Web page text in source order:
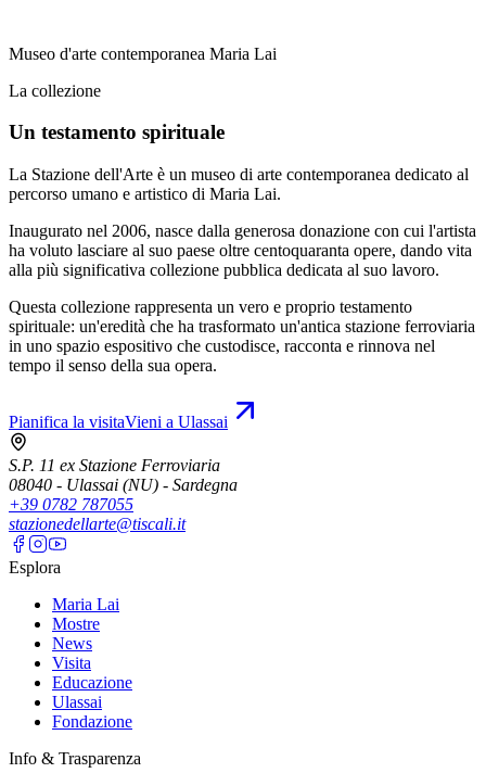
Museo d'arte contemporanea Maria Lai
La collezione
Un testamento spirituale
La Stazione dell'Arte è un museo di arte contemporanea dedicato al
percorso umano e artistico di Maria Lai.
Inaugurato nel 2006, nasce dalla generosa donazione con cui l'artista
ha voluto lasciare al suo paese oltre centoquaranta opere, dando vita
alla più significativa collezione pubblica dedicata al suo lavoro.
Questa collezione rappresenta un vero e proprio testamento
spirituale: un'eredità che ha trasformato un'antica stazione ferroviaria
in uno spazio espositivo che custodisce, racconta e rinnova nel
tempo il senso della sua opera.
Pianifica la visitaVieni a Ulassai
S.P. 11 ex Stazione Ferroviaria
08040 - Ulassai (NU) - Sardegna
+39 0782 787055
stazionedellarte@tiscali.it
Esplora
Maria Lai
Mostre
News
Visita
Educazione
Ulassai
Fondazione
Info & Trasparenza